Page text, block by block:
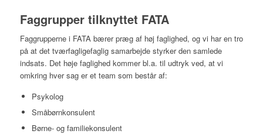
Faggrupper tilknyttet FATA
Faggrupperne i FATA bærer præg af høj faglighed, og vi har en tro
på at det tværfagligefaglig samarbejde styrker den samlede
indsats. Det høje faglighed kommer bl.a. til udtryk ved, at vi
omkring hver sag er et team som består af:
Psykolog
Småbørnkonsulent
Børne- og familiekonsulent